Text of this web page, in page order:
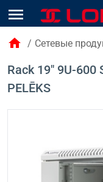
menu
home / Сетевые
Rack 19" 9U-600
PELĒKS